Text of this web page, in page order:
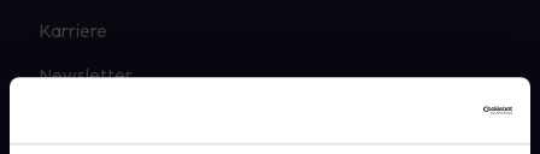
Karriere
Newsletter